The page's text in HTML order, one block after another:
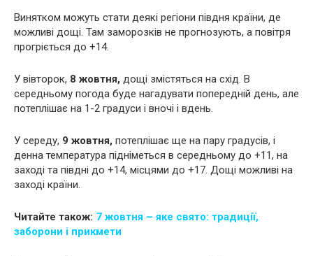
Винятком можуть стати деякі регіони півдня країни, де
можливі дощі. Там заморозків не прогнозують, а повітря
прогріється до +14.
У вівторок, 8 жовтня, дощі змістяться на схід. В
середньому погода буде нагадувати попередній день, але
потеплішає на 1-2 градуси і вночі і вдень.
У середу, 9 жовтня, потеплішає ще на пару градусів, і
денна температура підніметься в середньому до +11, на
заході та півдні до +14, місцями до +17. Дощі можливі на
заході країни.
Читайте також: 7 жовтня – яке свято: традиції,
заборони і прикмети